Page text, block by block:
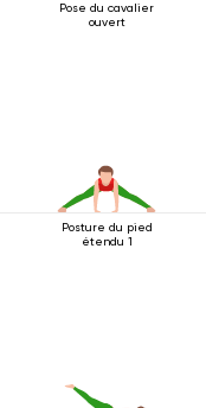
Pose du cavalier
ouvert
Posture du pied
étendu 1